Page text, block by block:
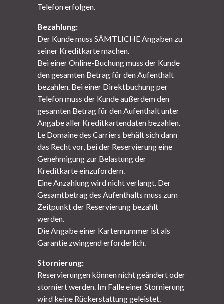
Telefon erfolgen.
Bezahlung:
Der Kunde muss SÄMTLICHE Angaben zu
seiner Kreditkarte machen.
Bei einer Online-Buchung muss der Kunde
den gesamten Betrag für den Aufenthalt
bezahlen. Bei einer Direktbuchung per
Telefon muss der Kunde außerdem den
gesamten Betrag für den Aufenthalt unter
Angabe aller Kreditkartendaten bezahlen.
Le Domaine des Carriers behält sich dann
das Recht vor, bei der Reservierung eine
Genehmigung zur Belastung der
Kreditkarte einzufordern.
Eine Anzahlung wird nicht verlangt. Der
Gesamtbetrag des Aufenthalts muss zum
Zeitpunkt der Reservierung bezahlt
werden.
Die Angabe einer Kartennummer ist als
Garantie zwingend erforderlich.
Stornierung:
Reservierungen können nicht geändert oder
storniert werden. Im Falle einer Stornierung
wird keine Rückerstattung geleistet.